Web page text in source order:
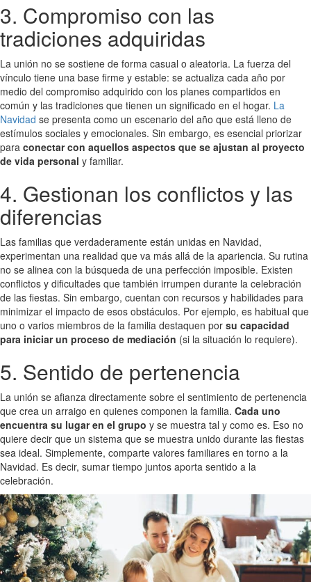
3. Compromiso con las
tradiciones adquiridas
La unión no se sostiene de forma casual o aleatoria. La fuerza del
vínculo tiene una base firme y estable: se actualiza cada año por
medio del compromiso adquirido con los planes compartidos en
común y las tradiciones que tienen un significado en el hogar. La
Navidad se presenta como un escenario del año que está lleno de
estímulos sociales y emocionales. Sin embargo, es esencial priorizar
para conectar con aquellos aspectos que se ajustan al proyecto
de vida personal y familiar.
4. Gestionan los conflictos y las
diferencias
Las familias que verdaderamente están unidas en Navidad,
experimentan una realidad que va más allá de la apariencia. Su rutina
no se alinea con la búsqueda de una perfección imposible. Existen
conflictos y dificultades que también irrumpen durante la celebración
de las fiestas. Sin embargo, cuentan con recursos y habilidades para
minimizar el impacto de esos obstáculos. Por ejemplo, es habitual que
uno o varios miembros de la familia destaquen por su capacidad
para iniciar un proceso de mediación (si la situación lo requiere).
5. Sentido de pertenencia
La unión se afianza directamente sobre el sentimiento de pertenencia
que crea un arraigo en quienes componen la familia. Cada uno
encuentra su lugar en el grupo y se muestra tal y como es. Eso no
quiere decir que un sistema que se muestra unido durante las fiestas
sea ideal. Simplemente, comparte valores familiares en torno a la
Navidad. Es decir, sumar tiempo juntos aporta sentido a la
celebración.